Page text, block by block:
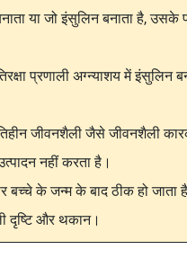
या जो इंसुलिन बनाता है, उसके
प्रणाली अग्न्याशय में इंसुलिन
जीवनशैली जैसे जीवनशैली
नहीं करता है।
बच्चे के जन्म के बाद ठीक हो जाता
दृष्टि और थकान।